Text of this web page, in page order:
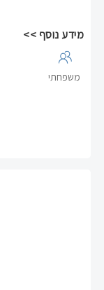
מידע נוסף >>
משפחתי